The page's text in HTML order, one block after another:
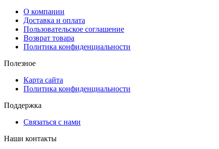
О компании
Доставка и оплата
Пользовательское соглашение
Возврат товара
Политика конфиденциальности
Полезное
Карта сайта
Политика конфиденциальности
Поддержка
Связаться с нами
Наши контакты